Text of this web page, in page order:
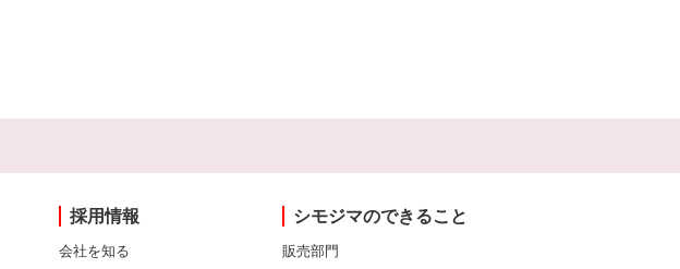
採用情報
会社を知る
シモジマのできること
販売部門